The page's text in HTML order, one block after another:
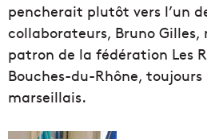
pencherait plutôt vers l’un
collaborateurs, Bruno Gilles,
patron de la fédération Les
Bouches-du-Rhône,
marseillais.